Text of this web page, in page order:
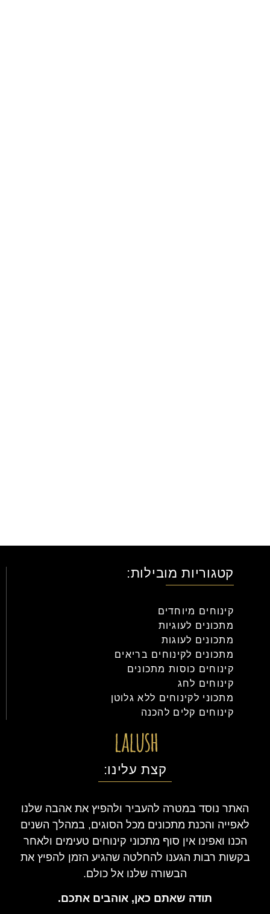
קטגוריות מובילות:
קינוחים מיוחדים
מתכונים לעוגיות
מתכונים לעוגות
מתכונים לקינוחים בריאים
קינוחים כוסות מתכונים
קינוחים לחג
מתכוני לקינוחים ללא גלוטן
קינוחים קלים להכנה
קצת עלינו:
האתר נוסד במטרה להעביר ולהפיץ את אהבה שלנו
לאפייה והכנת מתכונים מכל הסוגים, במהלך השנים
הכנו ואפינו אין סוף מתכוני קינוחים טעימים ולאחר
בקשות רבות הגענו להחלטה שהגיע הזמן להפיץ את
הבשורה שלנו אל כולם.
תודה שאתם כאן, אוהבים אתכם.